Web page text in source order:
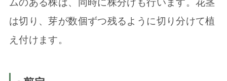
ムのある株は、同時に株分けも行います。花茎
は切り、芽が数個ずつ残るように切り分けて植
え付けます。